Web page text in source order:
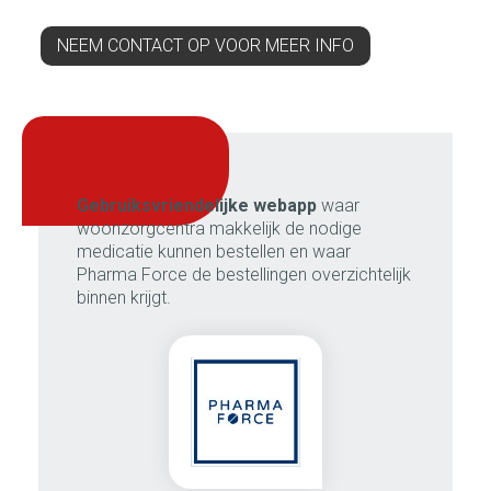
Gebruiksvriendelijke webapp waar
woonzorgcentra makkelijk de nodige
medicatie kunnen bestellen en waar
Pharma Force de bestellingen overzichtelijk
binnen krijgt.
NEEM CONTACT OP VOOR MEER INFO